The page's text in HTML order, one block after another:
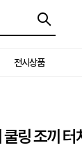
전시상품
링 조끼